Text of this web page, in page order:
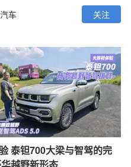
车 关注
泰钽700大梁与智驾的完